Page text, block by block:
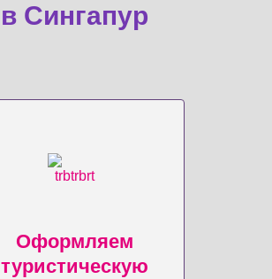
в Сингапур
Оформляем
туристическую